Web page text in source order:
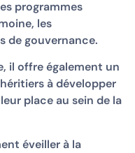
programmes
les
de gouvernance.
il offre également un
à développer
place au sein de la
éveiller à la